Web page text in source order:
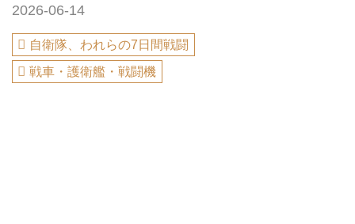
2026-06-14
自衛隊、われらの7日間戦闘
戦車・護衛艦・戦闘機